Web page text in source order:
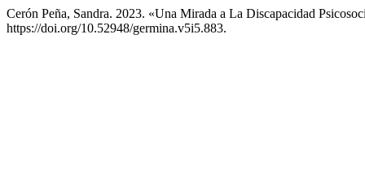
Cerón Peña, Sandra. 2023. «Una Mirada a La Discapacidad
https://doi.org/10.52948/germina.v5i5.883.